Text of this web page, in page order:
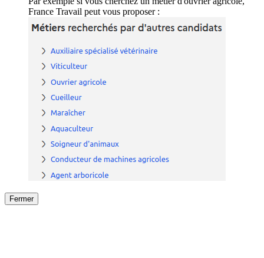
France Travail peut vous proposer :
Fermer